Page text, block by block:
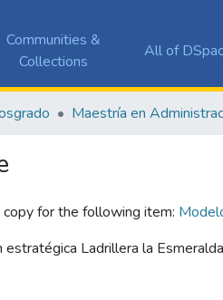
Communities &
Collections
All of
for the following item:
Ladrillera la